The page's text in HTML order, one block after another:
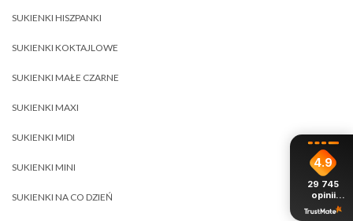
SUKIENKI HISZPANKI
SUKIENKI KOKTAJLOWE
SUKIENKI MAŁE CZARNE
SUKIENKI MAXI
SUKIENKI MIDI
SUKIENKI MINI
SUKIENKI NA CO DZIEŃ
4.9
29 745
opinii
z całego
okresu